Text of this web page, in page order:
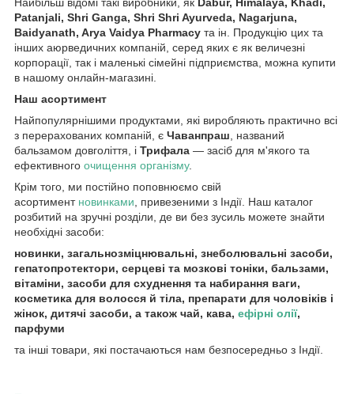
Найбільш відомі такі виробники, як Dabur, Himalaya, Khadi,
Patanjali, Shri Ganga, Shri Shri Ayurveda, Nagarjuna,
Baidyanath, Arya Vaidya Pharmacy та ін. Продукцію цих та
інших аюрведичних компаній, серед яких є як величезні
корпорації, так і маленькі сімейні підприємства, можна купити
в нашому онлайн-магазині.
Наш асортимент
Найпопулярнішими продуктами, які виробляють практично всі
з перерахованих компаній, є Чаванпраш, названий
бальзамом довголіття, і Трифала — засіб для м'якого та
ефективного очищення організму.
Крім того, ми постійно поповнюємо свій
асортимент новинками, привезеними з Індії. Наш каталог
розбитий на зручні розділи, де ви без зусиль можете знайти
необхідні засоби:
новинки, загальнозміцнювальні, знеболювальні засоби,
гепатопротектори, серцеві та мозкові тоніки, бальзами,
вітаміни, засоби для схуднення та набирання ваги,
косметика для волосся й тіла, препарати для чоловіків і
жінок, дитячі засоби, а також чай, кава, ефірні олії,
парфуми
та інші товари, які постачаються нам безпосередньо з Індії.